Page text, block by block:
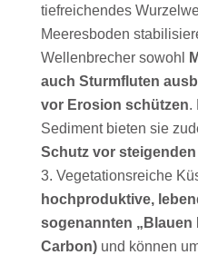
tiefreichendes
Meeresboden
Wellenbrecher sowohl
auch Sturmfluten
vor Erosion schützen.
Sediment bieten sie
Schutz vor
Vegetationsreiche
hochproduktive,
sogenannten
Carbon)und können